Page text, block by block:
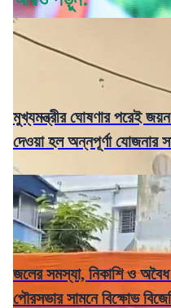
মুখ্যমন্ত্রীর ঘোষণার পরেই
দেওয়া হল অন্নপূর্ণা যোজনার
জলের সমস্যা, নিকাশি ও অবৈধ
পৌরসভার সামনে বিক্ষোভ